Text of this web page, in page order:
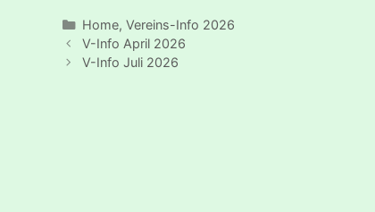
Kategorien
Home, Vereins-Info 2026
V-Info April 2026
V-Info Juli 2026